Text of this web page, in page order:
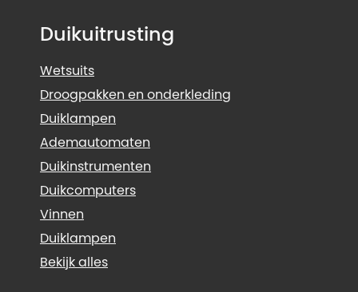
Duikuitrusting
Wetsuits
Droogpakken en onderkleding
Duiklampen
Ademautomaten
Duikinstrumenten
Duikcomputers
Vinnen
Duiklampen
Bekijk alles